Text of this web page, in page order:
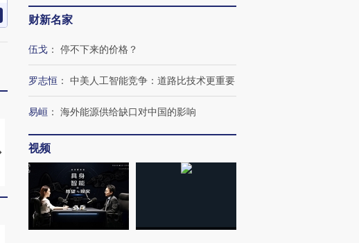
马航飞行员跨国走私7万
粒摇头丸 尿检体内含3种
度Z世代 用街头抗争将教
机”？难民潮撕裂西班牙
财新名家
伍戈 ： 停不下来的价格？
罗志恒 ： 中美人工智能竞争：道路比技术更重要
易峘 ： 海外能源供给缺口对中国的影响
视频